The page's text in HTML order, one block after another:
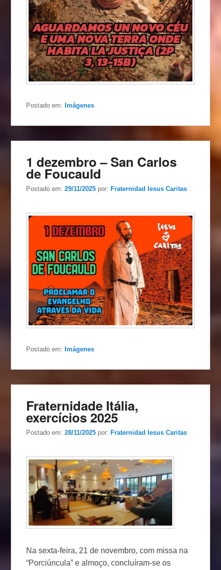
Postado em: Imágenes
1 dezembro – San Carlos
de Foucauld
Postado em:29/11/2025 por:Fraternidad Iesus Caritas
Postado em: Imágenes
Fraternidade Itália,
exercícios 2025
Postado em:28/11/2025 por:Fraternidad Iesus Caritas
Na sexta-feira, 21 de novembro, com missa na
“Porciúncula” e almoço, concluíram-se os